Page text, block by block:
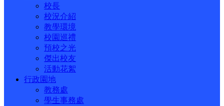
校長
校況介紹
教學環境
校園巡禮
預校之光
傑出校友
活動花絮
行政園地
教務處
學生事務處